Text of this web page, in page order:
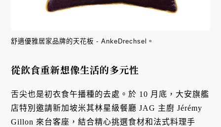
舒適優雅居家品牌的天花板 - AnkeDrechsel。
從飲食重新想像生活的多元性
舌尖也是初衣食午播種的去處。於 10 月底，大安旗艦
店特別邀請新加坡米其林星級餐廳 JAG 主廚 Jérémy
Gillon 來台客座，結合精心挑選食材和法式料理手